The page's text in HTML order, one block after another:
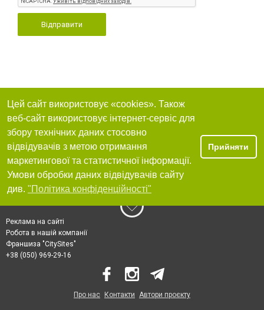
Відправити
Цей сайт використовує «cookies». Також
веб-сайт використовує інтернет-сервіс для
збору технічних даних стосовно
відвідувачів з метою отримання
маркетингової та статистичної інформації.
Умови обробки даних відвідувачів сайту
див. "Політика конфіденційності"
Прийняти
Реклама на сайті
Робота в нашій компанії
Франшиза "CitySites"
+38 (050) 969-29-16
Про нас Контакти Автори проєкту